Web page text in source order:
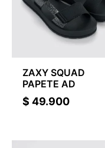
ZAXY SQUAD
PAPETE AD
$ 49.900